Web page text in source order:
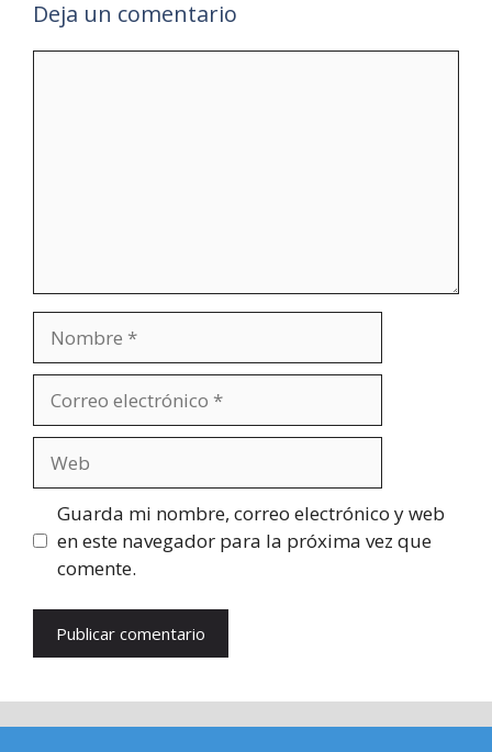
Deja un comentario
electrónico
Guarda mi nombre, correo electrónico y web
en este navegador para la próxima vez que
comente.